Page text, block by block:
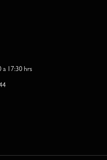
a 17:30 hrs